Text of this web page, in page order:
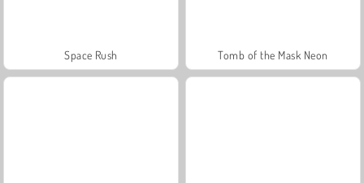
Space Rush Tomb of the Mask Neon